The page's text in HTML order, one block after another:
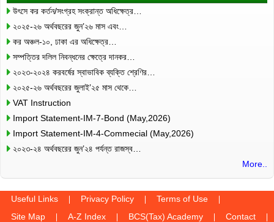
উৎসে কর কর্তন/সংগ্রহ সংক্রান্ত অধিক্ষেত্র…
২০২৫-২৬ অর্থবছরের জুন’২৬ মাস এবং…
কর অঞ্চল-১০, ঢাকা এর অধিক্ষেত্র…
সম্পত্তির দলিল নিবন্ধনের ক্ষেত্রে দানকর…
২০২৩-২০২৪ করবর্ষের স্বাভাবিক ব্যক্তি শ্রেণির…
২০২৫-২৬ অর্থবছরের জুলাই’২৫ মাস থেকে…
VAT Instruction
Import Statement-IM-7-Bond (May,2026)
Import Statement-IM-4-Commecial (May,2026)
২০২৩-২৪ অর্থবছরের জুন’২৪ পর্যন্ত রাজস্ব…
More..
Useful Links Privacy Policy
Terms of Use
Site Map
A-Z Index BCS(Tax) Academy Contact